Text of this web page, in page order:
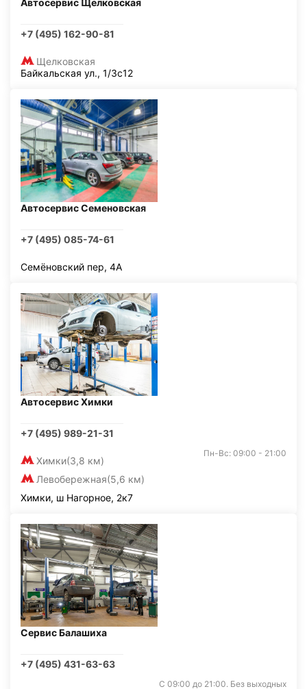
Автосервис Щелковская
+7 (495) 162-90-81
Щелковская
Байкальская ул., 1/3с12
Автосервис Семеновская
+7 (495) 085-74-61
Семёновский пер, 4А
Автосервис Химки
+7 (495) 989-21-31
Химки(3,8 км)
Левобережная(5,6 км)
Пн-Вс: 09:00 - 21:00
Химки, ш Нагорное, 2к7
Сервис Балашиха
+7 (495) 431-63-63
С 09:00 до 21:00. Без выходных